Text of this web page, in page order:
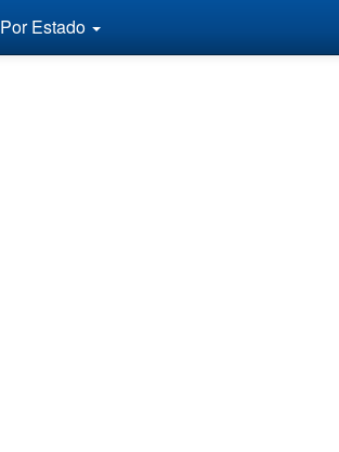
Por Estado